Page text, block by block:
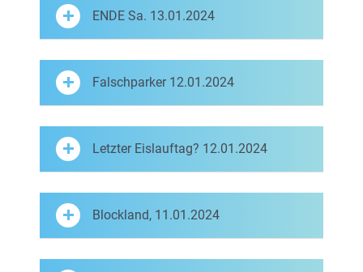
ENDE Sa. 13.01.2024
Falschparker 12.01.2024
Letzter Eislauftag? 12.01.2024
Blockland, 11.01.2024